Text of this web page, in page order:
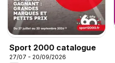
Sport 2000 catalogue
27/07 - 20/09/2026